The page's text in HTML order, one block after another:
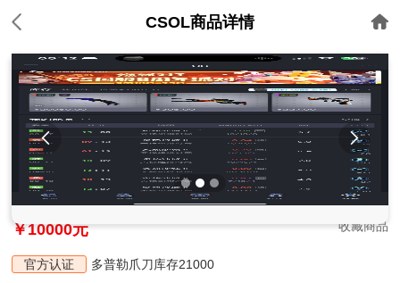
CSOL商品详情
 
￥10000元 收藏商品
官方认证 多普勒爪刀库存21000